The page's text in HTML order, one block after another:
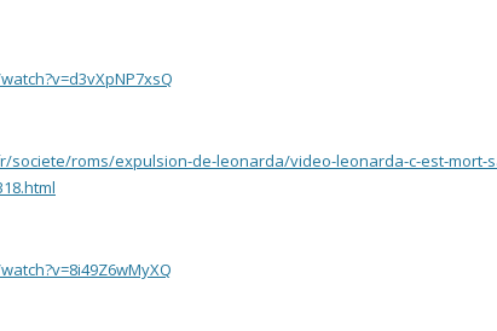
roms/expulsion-de-leonarda/video-leonarda-c-est-mort-